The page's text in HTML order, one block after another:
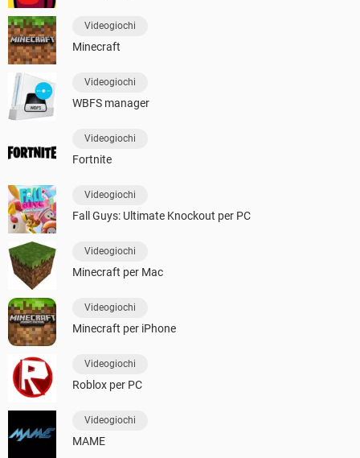
Videogiochi
Minecraft
Videogiochi
WBFS manager
Videogiochi
Fortnite
Videogiochi
Fall Guys: Ultimate Knockout per PC
Videogiochi
Minecraft per Mac
Videogiochi
Minecraft per iPhone
Videogiochi
Roblox per PC
Videogiochi
MAME